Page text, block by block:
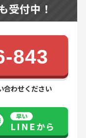
受付中！
843
合わせください